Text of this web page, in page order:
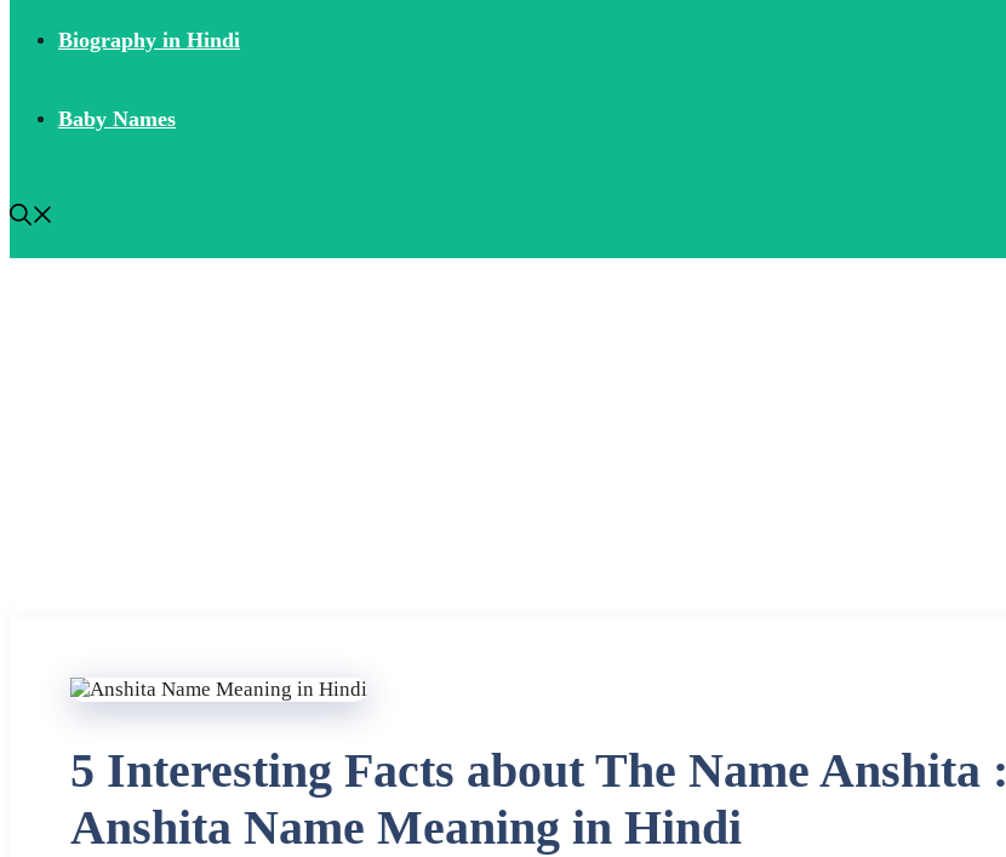
Biography in Hindi
Baby Names
5 Interesting Facts about The Name Anshita :
Anshita Name Meaning in Hindi